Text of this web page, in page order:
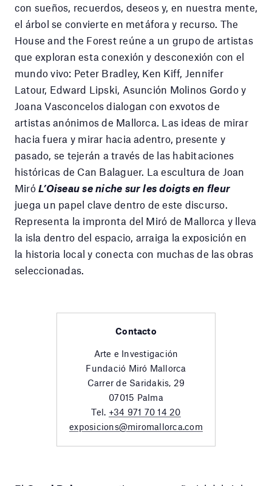
con sueños, recuerdos, deseos y, en nuestra mente,
el árbol se convierte en metáfora y recurso. The
House and the Forest reúne a un grupo de artistas
que exploran esta conexión y desconexión con el
mundo vivo: Peter Bradley, Ken Kiff, Jennifer
Latour, Edward Lipski, Asunción Molinos Gordo y
Joana Vasconcelos dialogan con exvotos de
artistas anónimos de Mallorca. Las ideas de mirar
hacia fuera y mirar hacia adentro, presente y
pasado, se tejerán a través de las habitaciones
históricas de Can Balaguer. La escultura de Joan
Miró L’Oiseau se niche sur les doigts en fleur
juega un papel clave dentro de este discurso.
Representa la impronta del Miró de Mallorca y lleva
la isla dentro del espacio, arraiga la exposición en
la historia local y conecta con muchas de las obras
seleccionadas.
Contacto
Arte e Investigación
Fundació Miró Mallorca
Carrer de Saridakis, 29
07015 Palma
Tel. +34 971 70 14 20
exposicions@miromallorca.com